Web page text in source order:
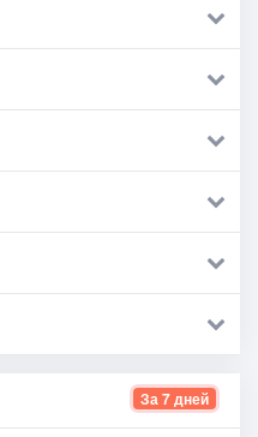
За 7 дней